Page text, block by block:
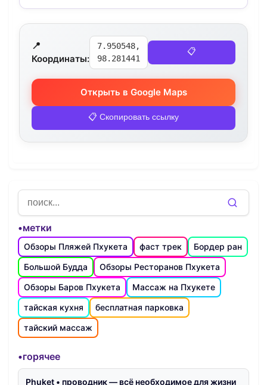
📍
Координаты:
7.950548,
98.281441
📋
Открыть в Google Maps
📋 Скопировать ссылку
•метки
Обзоры Пляжей Пхукета фаст трек
Бордер ран
Большой Будда
Обзоры Ресторанов Пхукета
Обзоры Баров Пхукета
Массаж на Пхукете
тайская кухня
бесплатная парковка
тайский массаж
•горячее
Phuket • проводник — всё необходимое для жизни